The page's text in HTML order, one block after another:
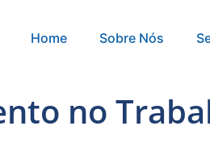
Home Sobre Nós
no